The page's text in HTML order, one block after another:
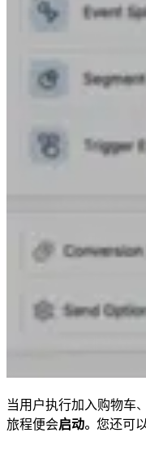
当用户执行加入购物车
旅程便会启动。您还可